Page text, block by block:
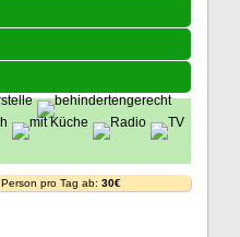
Person pro Tag ab: 30€